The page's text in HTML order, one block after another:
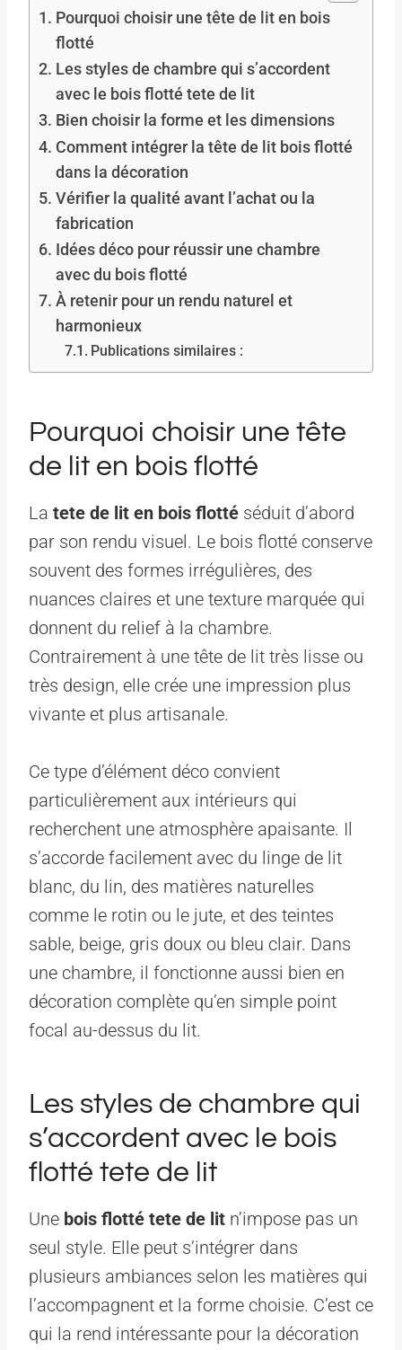
Pourquoi choisir une tête de lit en bois
flotté
Les styles de chambre qui s’accordent
avec le bois flotté tete de lit
Bien choisir la forme et les dimensions
Comment intégrer la tête de lit bois flotté
dans la décoration
Vérifier la qualité avant l’achat ou la
fabrication
Idées déco pour réussir une chambre
avec du bois flotté
À retenir pour un rendu naturel et
harmonieux
Publications similaires :
Pourquoi choisir une tête
de lit en bois flotté
La tete de lit en bois flotté séduit d’abord
par son rendu visuel. Le bois flotté conserve
souvent des formes irrégulières, des
nuances claires et une texture marquée qui
donnent du relief à la chambre.
Contrairement à une tête de lit très lisse ou
très design, elle crée une impression plus
vivante et plus artisanale.
Ce type d’élément déco convient
particulièrement aux intérieurs qui
recherchent une atmosphère apaisante. Il
s’accorde facilement avec du linge de lit
blanc, du lin, des matières naturelles
comme le rotin ou le jute, et des teintes
sable, beige, gris doux ou bleu clair. Dans
une chambre, il fonctionne aussi bien en
décoration complète qu’en simple point
focal au-dessus du lit.
Les styles de chambre qui
s’accordent avec le bois
flotté tete de lit
Une bois flotté tete de lit n’impose pas un
seul style. Elle peut s’intégrer dans
plusieurs ambiances selon les matières qui
l’accompagnent et la forme choisie. C’est ce
qui la rend intéressante pour la décoration